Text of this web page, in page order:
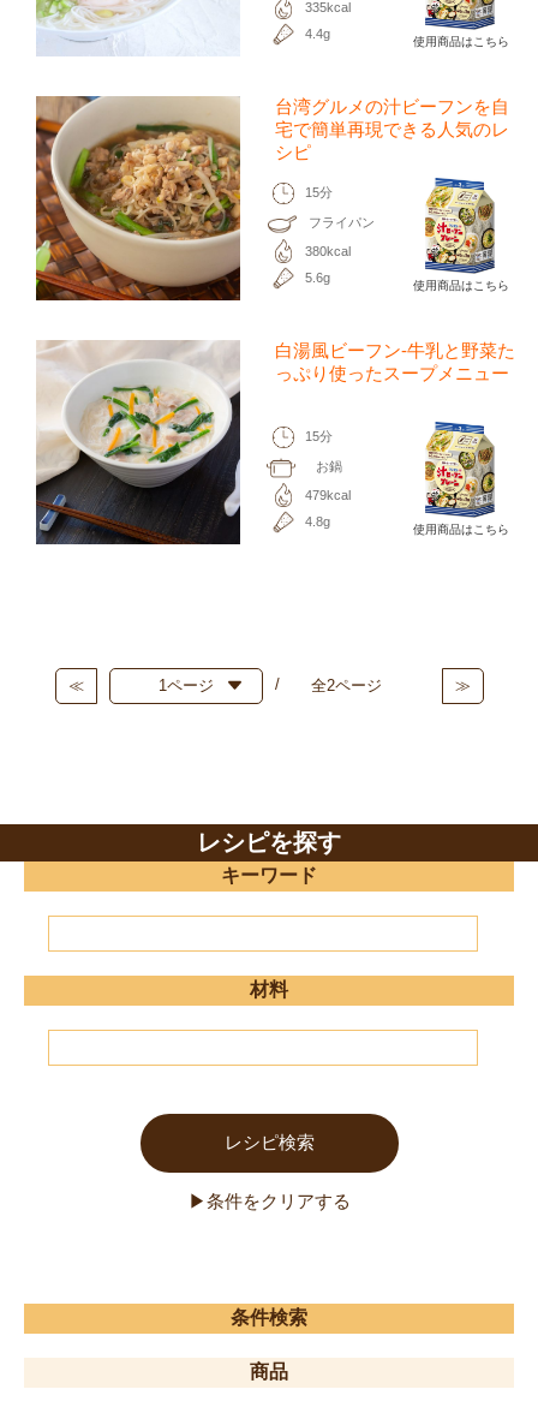
335kcal
4.4g
使用商品はこちら
台湾グルメの汁ビーフンを自
宅で簡単再現できる人気のレ
シピ
15分
フライパン
380kcal
5.6g
使用商品はこちら
白湯風ビーフン-牛乳と野菜た
っぷり使ったスープメニュー
15分
お鍋
479kcal
4.8g
使用商品はこちら
≪ 全2ページ ≫
レシピを探す
キーワード
材料
条件検索
商品